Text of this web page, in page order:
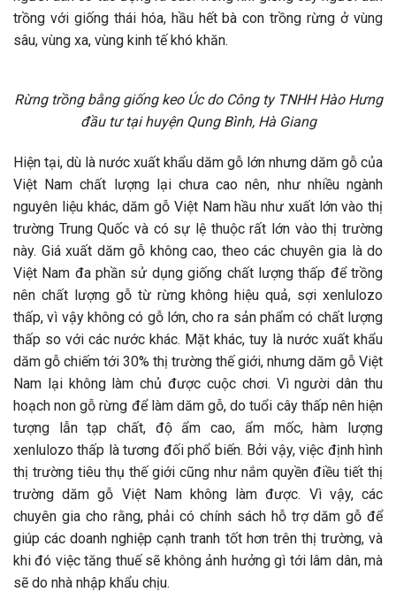
trồng với giống thái hóa, hầu hết bà con trồng rừng ở vùng
sâu, vùng xa, vùng kinh tế khó khăn.
Rừng trồng bằng giống keo Úc do Công ty TNHH Hào Hưng
đầu tư tại huyện Qung Bình, Hà Giang
Hiện tại, dù là nước xuất khẩu dăm gỗ lớn nhưng dăm gỗ của
Việt Nam chất lượng lại chưa cao nên, như nhiều ngành
nguyên liệu khác, dăm gỗ Việt Nam hầu như xuất lớn vào thị
trường Trung Quốc và có sự lệ thuộc rất lớn vào thị trường
này. Giá xuất dăm gỗ không cao, theo các chuyên gia là do
Việt Nam đa phần sử dụng giống chất lượng thấp để trồng
nên chất lượng gỗ từ rừng không hiệu quả, sợi xenlulozo
thấp, vì vậy không có gỗ lớn, cho ra sản phẩm có chất lượng
thấp so với các nước khác. Mặt khác, tuy là nước xuất khẩu
dăm gỗ chiếm tới 30% thị trường thế giới, nhưng dăm gỗ Việt
Nam lại không làm chủ được cuộc chơi. Vì người dân thu
hoạch non gỗ rừng để làm dăm gỗ, do tuổi cây thấp nên hiện
tượng lẫn tạp chất, độ ẩm cao, ẩm mốc, hàm lượng
xenlulozo thấp là tương đối phổ biến. Bởi vậy, việc định hình
thị trường tiêu thụ thế giới cũng như nắm quyền điều tiết thị
trường dăm gỗ Việt Nam không làm được. Vì vậy, các
chuyên gia cho rằng, phải có chính sách hỗ trợ dăm gỗ để
giúp các doanh nghiệp cạnh tranh tốt hơn trên thị trường, và
khi đó việc tăng thuế sẽ không ảnh hưởng gì tới lâm dân, mà
sẽ do nhà nhập khẩu chịu.